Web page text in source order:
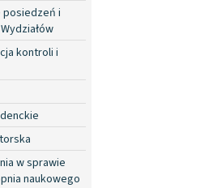
posiedzeń i
kontroli i
w sprawie
naukowego